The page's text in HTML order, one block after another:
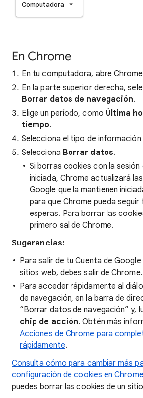
Computadora
En Chrome
En tu computadora, abre
En la parte superior derecha,
Borrar datos de navegación.
Elige un período, como Última
tiempo.
Selecciona el tipo de información
Selecciona Borrar datos.
Si borras cookies con la sesión
iniciada, Chrome actualizará
Google que la mantienen
para que Chrome pueda
esperas. Para borrar las
primero sal de Chrome.
Sugerencias:
Para salir de tu Cuenta de
sitios web, debes salir de Chrome.
Para acceder rápidamente al
de navegación, en la barra de
“Borrar datos de navegación” y,
chip de acción. Obtén más
Acciones de Chrome para
rápidamente.
Consulta cómo para cambiar más
configuración de cookies en Chrome
puedes borrar las cookies de un